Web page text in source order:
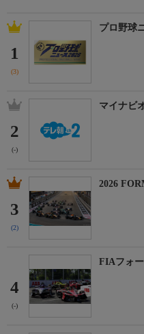
1
(3)
プロ野球
2
(-)
マイナビ
3
(2)
2026
4
(-)
FIAフォ